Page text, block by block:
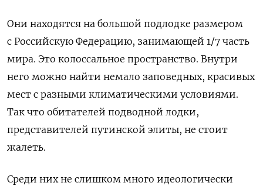
Они находятся на большой подлодке размером
с Российскую Федерацию, занимающей 1/7 часть
мира. Это колоссальное пространство. Внутри
него можно найти немало заповедных, красивых
мест с разными климатическими условиями.
Так что обитателей подводной лодки,
представителей путинской элиты, не стоит
жалеть.
Среди них не слишком много идеологически